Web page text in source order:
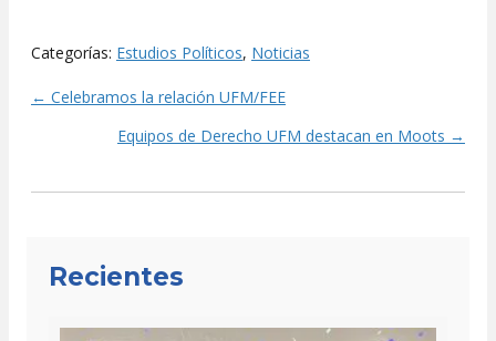
Categorías: Estudios Políticos, Noticias
Posts
navigation
← Celebramos la relación UFM/FEE
Equipos de Derecho UFM destacan en Moots →
Recientes